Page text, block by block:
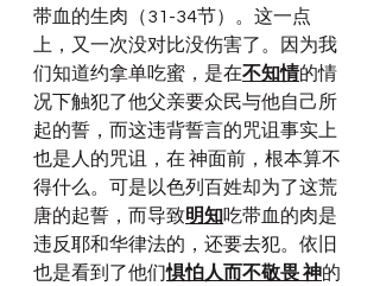
带血的生肉（31-34节）。这一点
上，又一次没对比没伤害了。因为我
们知道约拿单吃蜜，是在不知情的情
况下触犯了他父亲要众民与他自己所
起的誓，而这违背誓言的咒诅事实上
也是人的咒诅，在 神面前，根本算不
得什么。可是以色列百姓却为了这荒
唐的起誓，而导致明知吃带血的肉是
违反耶和华律法的，还要去犯。依旧
也是看到了他们惧怕人而不敬畏 神的